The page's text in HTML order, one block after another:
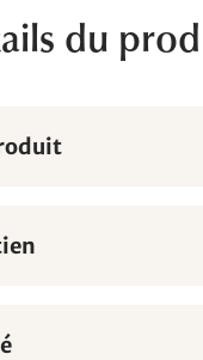
du